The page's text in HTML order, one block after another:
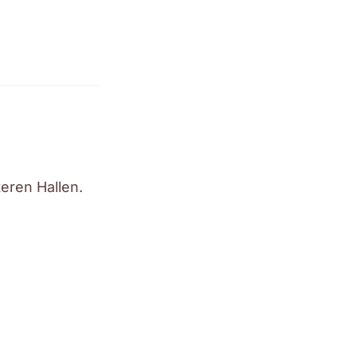
Hallen.